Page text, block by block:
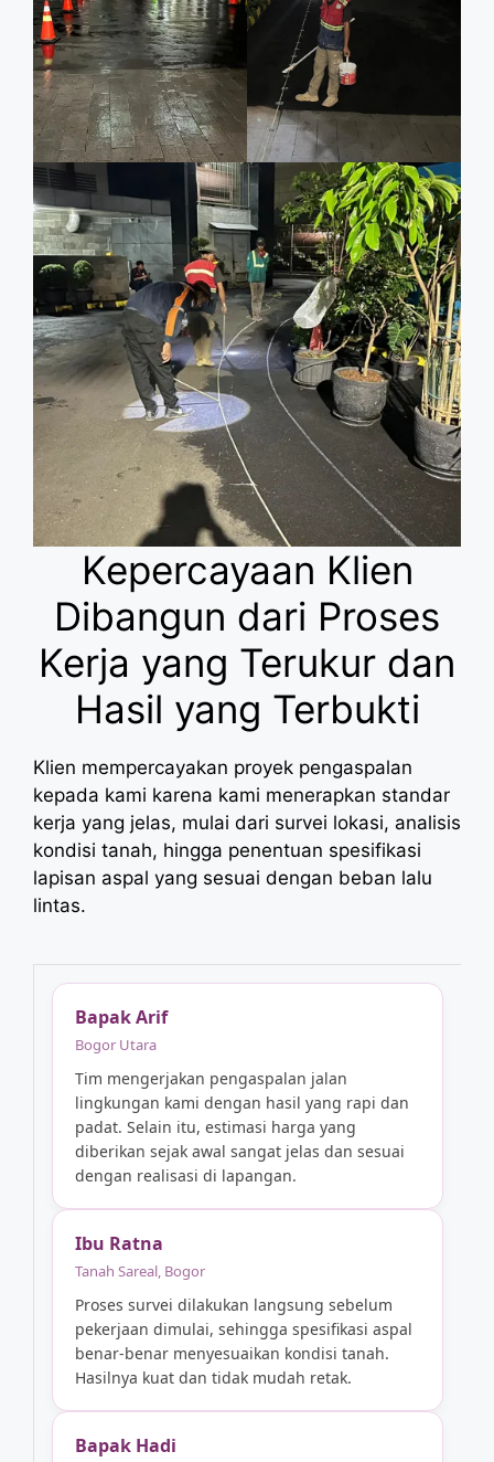
Kepercayaan Klien
Dibangun dari Proses
Kerja yang Terukur dan
Hasil yang Terbukti
Klien mempercayakan proyek pengaspalan
kepada kami karena kami menerapkan standar
kerja yang jelas, mulai dari survei lokasi, analisis
kondisi tanah, hingga penentuan spesifikasi
lapisan aspal yang sesuai dengan beban lalu
lintas.
Bapak Arif
Bogor Utara
Tim mengerjakan pengaspalan jalan
lingkungan kami dengan hasil yang rapi dan
padat. Selain itu, estimasi harga yang
diberikan sejak awal sangat jelas dan sesuai
dengan realisasi di lapangan.
Ibu Ratna
Tanah Sareal, Bogor
Proses survei dilakukan langsung sebelum
pekerjaan dimulai, sehingga spesifikasi aspal
benar-benar menyesuaikan kondisi tanah.
Hasilnya kuat dan tidak mudah retak.
Bapak Hadi